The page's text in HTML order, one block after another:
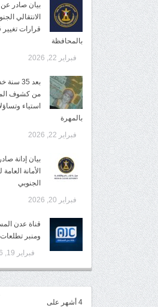
بيان صادر عن
الانتقالي
قرارات تغيير
بالمحافظة
فبراير 22, 2026
بعد 35
من كشوف
استياء
بالمهرة
فبراير 22, 2026
بيان إدانة
الأمانة
الجنوبي
فبراير 20, 2026
قناة عدن
ومنبر
فبراير 19, 2026
4 أشهر على